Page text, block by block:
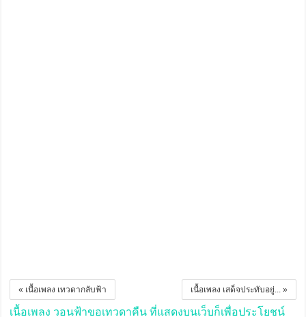
เนื้อเพลง เสด็จประทับอยู่... »
« เนื้อเพลง เทวดากลับฟ้า
เนื้อเพลง วอนฟ้าขอเทวดาคืน ที่แสดงบนเว็บก็เพื่อประโยชน์